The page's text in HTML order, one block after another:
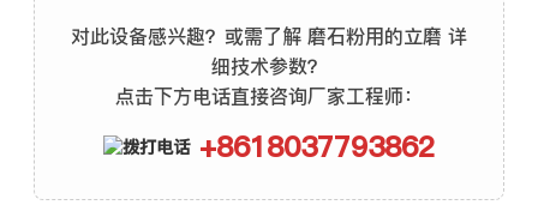
对此设备感兴趣？或需了解 磨石粉用的立磨 详
细技术参数？
点击下方电话直接咨询厂家工程师：
+8618037793862